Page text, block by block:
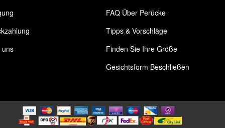
uns
FAQ Über Perücke
Tipps & Vorschläge
Finden Sie Ihre Größe
Gesichtsform Beschließen